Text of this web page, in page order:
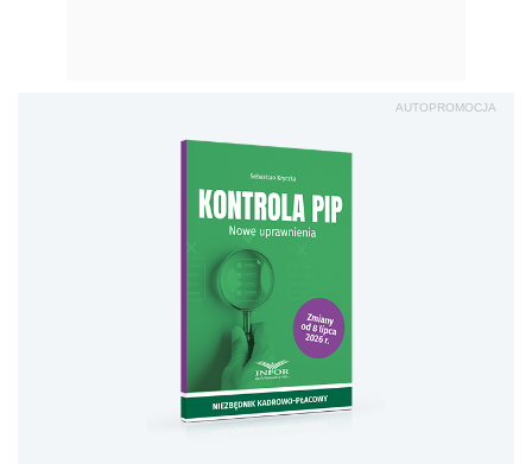
AUTOPROMOCJA